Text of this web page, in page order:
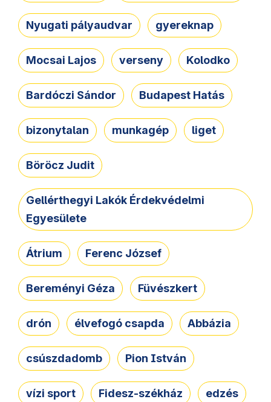
Nyugati pályaudvar gyereknap
Mocsai Lajos verseny Kolodko
Bardóczi Sándor Budapest Hatás
bizonytalan munkagép liget
Böröcz Judit
Gellérthegyi Lakók Érdekvédelmi
Egyesülete
Átrium Ferenc József
Bereményi Géza Füvészkert
drón élvefogó csapda Abbázia
csúszdadomb Pion István
vízi sport Fidesz-székház edzés